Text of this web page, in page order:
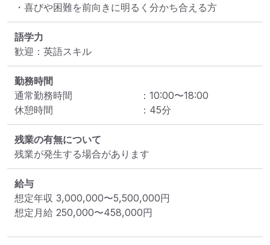
・喜びや困難を前向きに明るく分かち合える方
語学力
歓迎：英語スキル
勤務時間
通常勤務時間
： 10:00〜18:00
休憩時間
： 45分
残業の有無について
残業が発生する場合があります
給与
想定年収 3,000,000〜5,500,000円
想定月給 250,000〜458,000円